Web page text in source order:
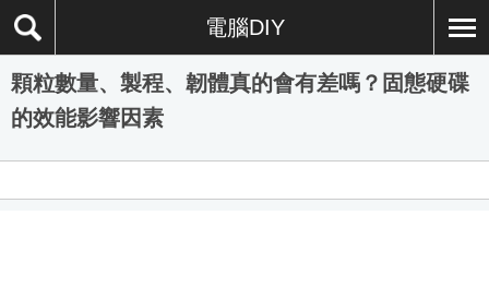
電腦DIY
顆粒數量、製程、韌體真的會有差嗎？固態硬碟
的效能影響因素